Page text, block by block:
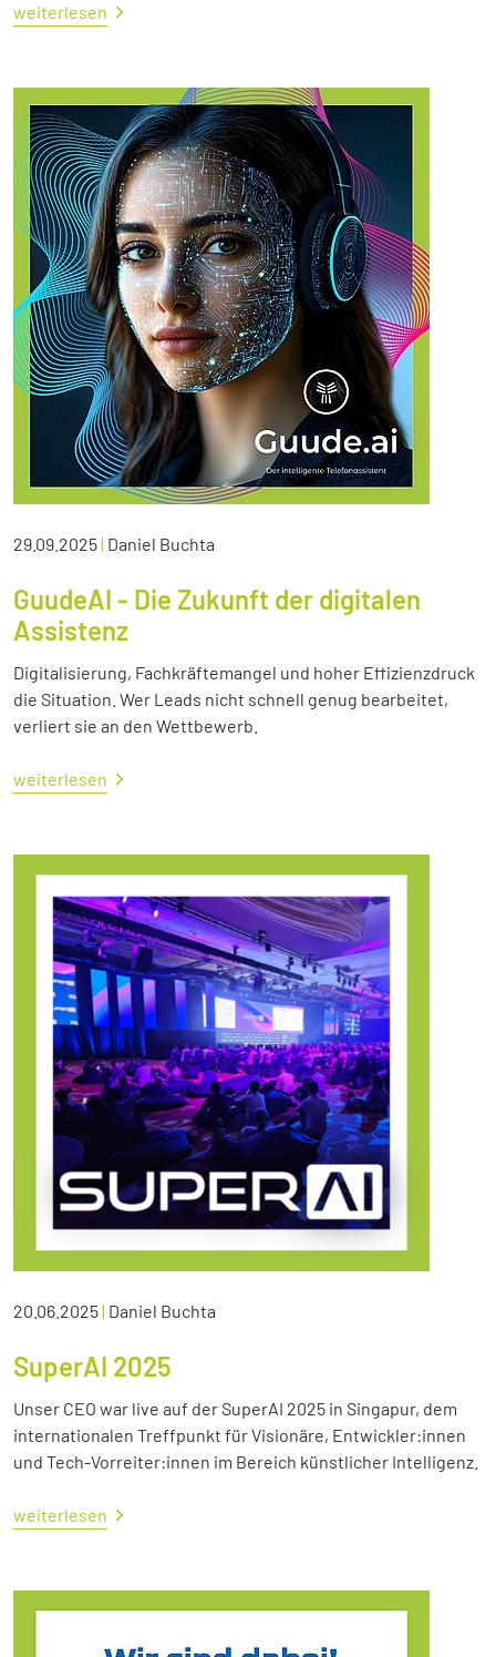
weiterlesen
29.09.2025| Daniel Buchta
GuudeAI - Die Zukunft der digitalen
Assistenz
Digitalisierung, Fachkräftemangel und hoher Effizienzdruck
die Situation. Wer Leads nicht schnell genug bearbeitet,
verliert sie an den Wettbewerb.
weiterlesen
20.06.2025| Daniel Buchta
SuperAI 2025
Unser CEO war live auf der SuperAI 2025 in Singapur, dem
internationalen Treffpunkt für Visionäre, Entwickler:innen
und Tech-Vorreiter:innen im Bereich künstlicher Intelligenz.
weiterlesen